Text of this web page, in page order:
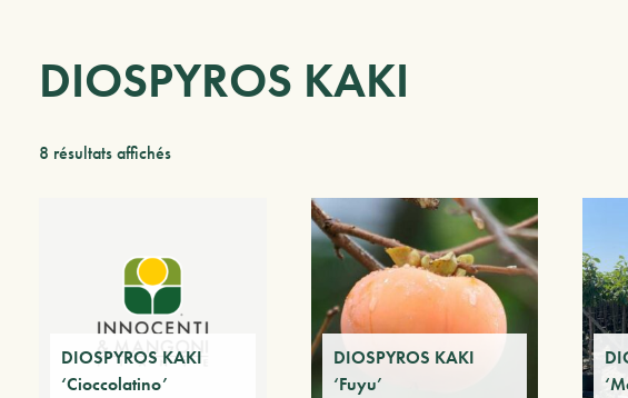
DIOSPYROS KAKI
8 résultats affichés
DIOSPYROS KAKI
‘Cioccolatino’
DIOSPYROS KAKI
‘Fuyu’